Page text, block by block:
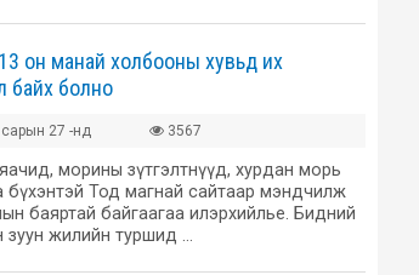
он манай холбооны хувьд их
байх болно
27 -нд 3567
морины зүтгэлтнүүд, хурдан морь
бүхэнтэй Тод магнай сайтаар мэндчилж
баяртай байгаагаа илэрхийлье. Бидний
зуун жилийн туршид …